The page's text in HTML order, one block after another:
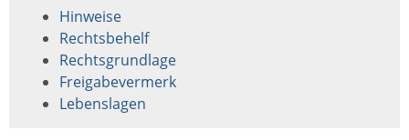
Hinweise
Rechtsbehelf
Rechtsgrundlage
Freigabevermerk
Lebenslagen